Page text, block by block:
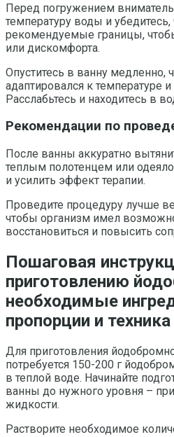
Перед погружением
температуру воды и
рекомендуемые границы,
или дискомфорта.
Опуститесь в ванну медленно,
адаптировался к температуре
Расслабьтесь и находитеcь в
Рекомендации по
После ванны аккуратно
теплым полотенцем или
и усилить эффект терапии.
Проведите процедуру лучше
чтобы организм имел
восстановиться и повысить
Пошаговая
приготовлению
необходимые
пропорции и
Для приготовления
потребуется 150-200 г
в теплой воде. Начинайте
ванны до нужного уровня –
жидкости.
Растворите необходимое